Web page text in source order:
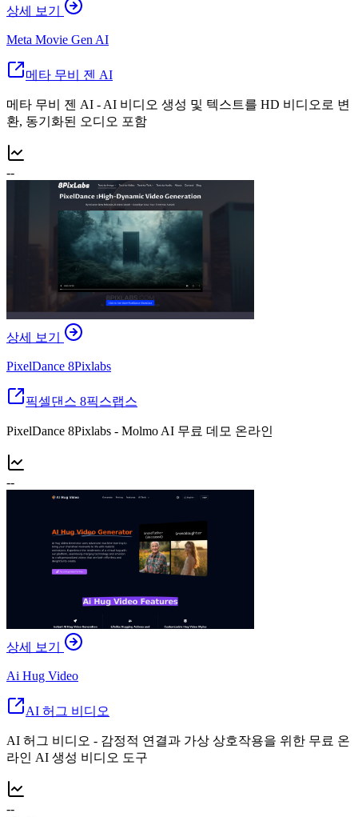
상세 보기
Meta Movie Gen AI
메타 무비 젠 AI
메타 무비 젠 AI - AI 비디오 생성 및 텍스트를 HD 비디오로 변
환, 동기화된 오디오 포함
--
상세 보기
PixelDance 8Pixlabs
픽셀댄스 8픽스랩스
PixelDance 8Pixlabs - Molmo AI 무료 데모 온라인
--
상세 보기
Ai Hug Video
AI 허그 비디오
AI 허그 비디오 - 감정적 연결과 가상 상호작용을 위한 무료 온
라인 AI 생성 비디오 도구
--